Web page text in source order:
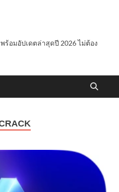
ร้อมอัปเดตล่าสุดปี 2026 ไม่ต้อง